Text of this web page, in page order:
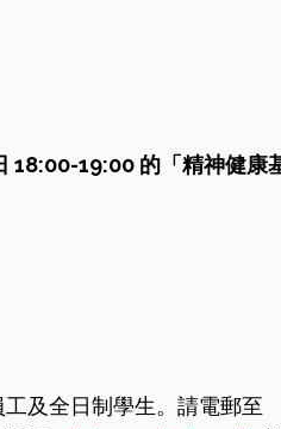
18:00-19:00 的 「精神健康
及全日制學生。請電郵至